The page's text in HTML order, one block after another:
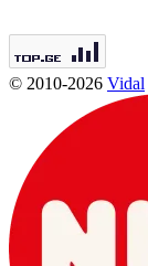
© 2010-2026 Vidal